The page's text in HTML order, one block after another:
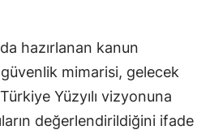
hazırlanan kanun
mimarisi, gelecek
Yüzyılı vizyonuna
değerlendirildiğini ifade